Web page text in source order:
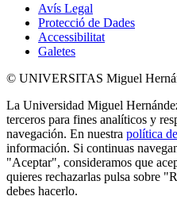
Avís Legal
Protecció de Dades
Accessibilitat
Galetes
© UNIVERSITAS Miguel
La Universidad Miguel
terceros para fines analíticos y
navegación. En nuestra política
información. Si continuas
"Aceptar", consideramos que
quieres rechazarlas pulsa sobre
debes hacerlo.